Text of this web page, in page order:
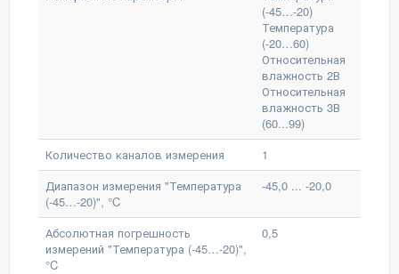
(-45…-20)
Температура
(-20…60)
Относительная
влажность 2В
Относительная
влажность 3В
(60...99)
Количество каналов измерения
1
Диапазон измерения "Температура
(-45…-20)", °C
-45,0 ... -20,0
Абсолютная погрешность
измерений "Температура (-45…-20)",
°C
0,5